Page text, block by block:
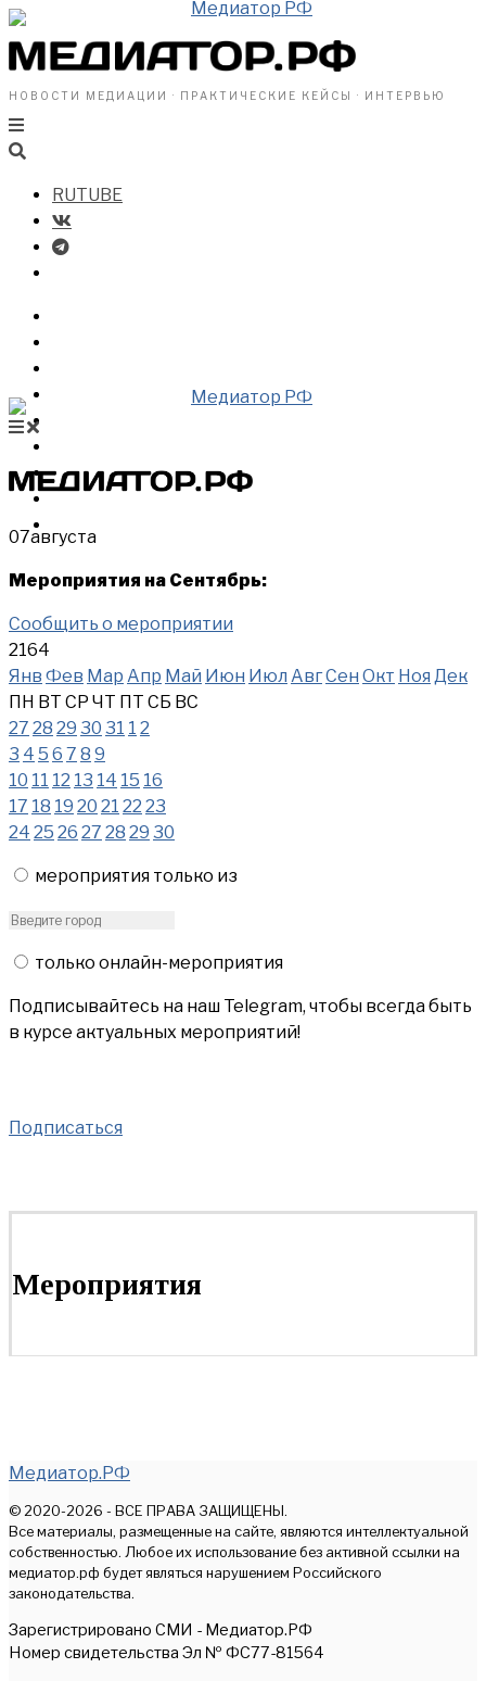
НОВОСТИ МЕДИАЦИИ · ПРАКТИЧЕСКИЕ КЕЙСЫ · ИНТЕРВЬЮ
RUTUBE
ВИДЕО
07августа
Мероприятия на Сентябрь:
Сообщить о мероприятии
2164
Янв Фев Мар Апр Май Июн Июл АвгСен Окт Ноя Дек
ПН ВТ СР ЧТ ПТ СБ ВС
27 28 29 30 31 1 2
3 4 5 6 7 8 9
10 11 12 13 14 15 16
17 18 19 20 21 22 23
24 25 26 27 28 29 30
мероприятия только из
только онлайн-мероприятия
Подписывайтесь на наш Telegram, чтобы всегда быть
в курсе актуальных мероприятий!
Подписаться
Мероприятия
Медиатор.РФ
© 2020-2026 - ВСЕ ПРАВА ЗАЩИЩЕНЫ.
Все материалы, размещенные на сайте, являются интеллектуальной
собственностью. Любое их использование без активной ссылки на
медиатор.рф будет являться нарушением Российского
законодательства.
Зарегистрировано СМИ - Медиатор.РФ
Номер свидетельства Эл № ФС77-81564